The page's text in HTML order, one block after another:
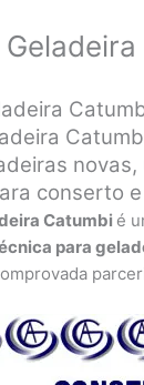
conserto
Catumbi é
para